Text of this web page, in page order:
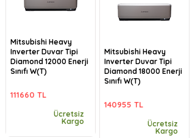
Mitsubishi Heavy
Inverter Duvar Tipi
Diamond 12000 Enerji
Sınıfı W(T)
111660 TL
Ücretsiz
Kargo
Mitsubishi Heavy
Inverter Duvar Tipi
Diamond 18000 Enerji
Sınıfı W(T)
140955 TL
Ücretsiz
Kargo